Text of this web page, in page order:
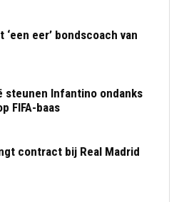
eer’ bondscoach van
steunen Infantino ondanks
FIFA-baas
contract bij Real Madrid